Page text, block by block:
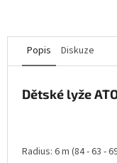
Popis Diskuze
Dětské lyže
Radius: 6 m (84 - 63 -